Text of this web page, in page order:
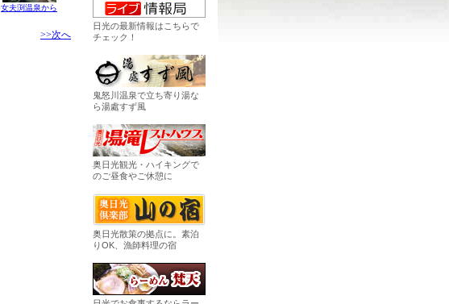
女夫渕温泉から
>>次へ
日光の最新情報はこちらで
チェック！
鬼怒川温泉で立ち寄り湯な
ら湯處すず風
奥日光観光・ハイキングで
のご昼食やご休憩に
奥日光散策の拠点に。素泊
りOK、漁師料理の宿